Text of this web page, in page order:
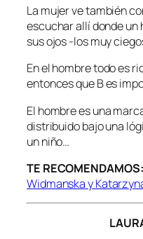
La mujer ve también
escuchar allí donde un
sus ojos -los muy
En el hombre todo es
entonces que B es
El hombre es una
distribuido bajo una
un niño…
TE RECOMENDAMOS:
Widmanska y